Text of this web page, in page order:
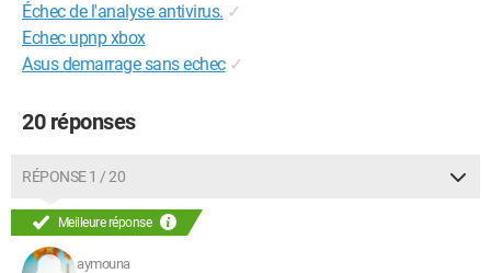
Échec de l'analyse antivirus. ✓
Echec upnp xbox
Asus demarrage sans echec ✓
20 réponses
RÉPONSE 1 / 20
Meilleure réponse
aymouna